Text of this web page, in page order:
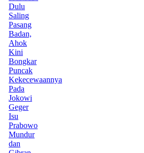
Dulu
Saling
Pasang
Badan,
Ahok
Kini
Bongkar
Puncak
Kekecewaannya
Pada
Jokowi
Geger
Isu
Prabowo
Mundur
dan